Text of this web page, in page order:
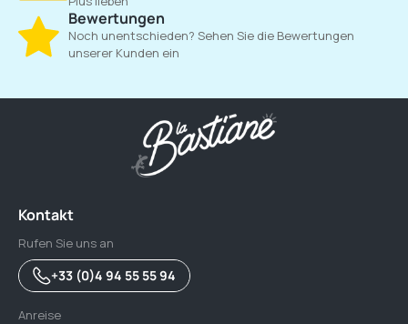
Bewertungen
Noch unentschieden? Sehen Sie die Bewertungen
unserer Kunden ein
Kontakt
Rufen Sie uns an
+33 (0)4 94 55 55 94
Anreise